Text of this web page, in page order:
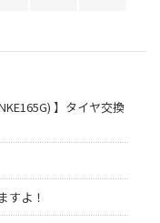
】タイヤ交換
すよ！